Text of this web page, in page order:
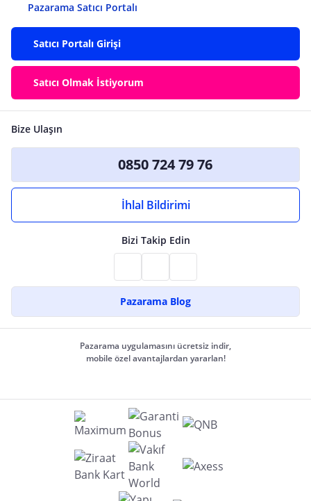
Pazarama Satıcı Portalı
Satıcı Portalı Girişi
Satıcı Olmak İstiyorum
Bize Ulaşın
0850 724 79 76
İhlal Bildirimi
Bizi Takip Edin
Pazarama Blog
Pazarama uygulamasını ücretsiz indir,
mobile özel avantajlardan yararlan!